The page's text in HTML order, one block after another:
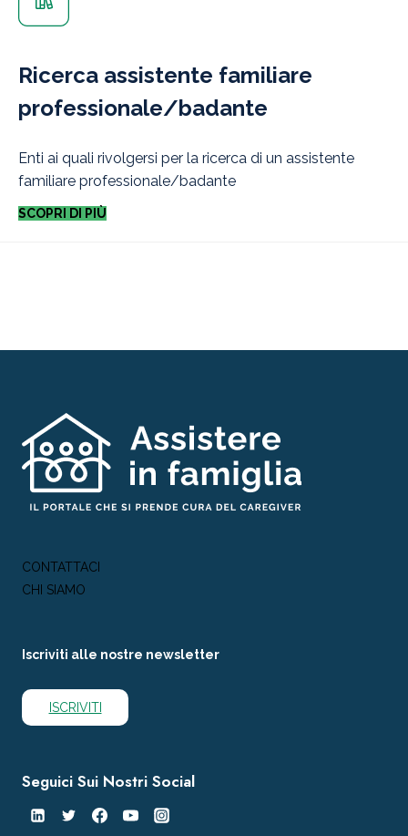
Ricerca assistente familiare
professionale/badante
Enti ai quali rivolgersi per la ricerca di un assistente
familiare professionale/badante
SCOPRI DI PIÙ
CONTATTACI
CHI SIAMO
Iscriviti alle nostre newsletter
ISCRIVITI
Seguici Sui Nostri Social